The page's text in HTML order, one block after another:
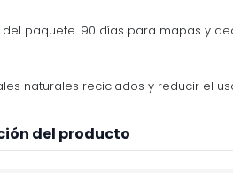
paquete. 90 días para mapas y
naturales reciclados y reducir el
del producto